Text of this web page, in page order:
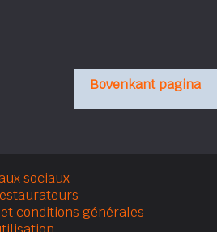
Bovenkant pagina
sociaux
conditions générales